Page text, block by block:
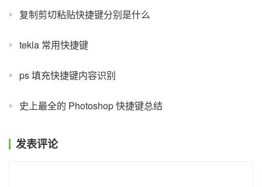
复制剪切粘贴快捷键分别是什么
tekla 常用快捷键
ps 填充快捷键内容识别
史上最全的 Photoshop 快捷键总结
发表评论